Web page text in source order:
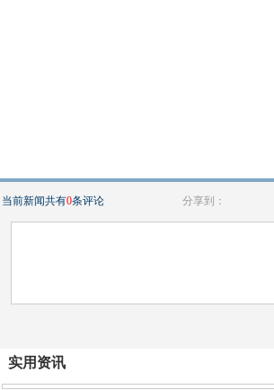
当前新闻共有0条评论 分享到：
实用资讯